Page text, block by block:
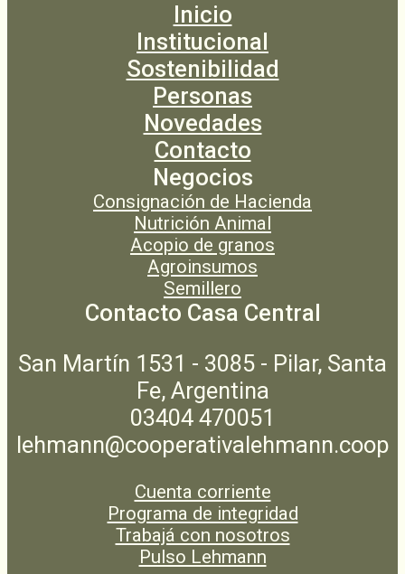
Inicio
Institucional
Sostenibilidad
Personas
Novedades
Contacto
Negocios
Consignación de Hacienda
Nutrición Animal
Acopio de granos
Agroinsumos
Semillero
Contacto Casa Central
San Martín 1531 - 3085 - Pilar, Santa
Fe, Argentina
03404 470051
lehmann@cooperativalehmann.coop
Cuenta corriente
Programa de integridad
Trabajá con nosotros
Pulso Lehmann